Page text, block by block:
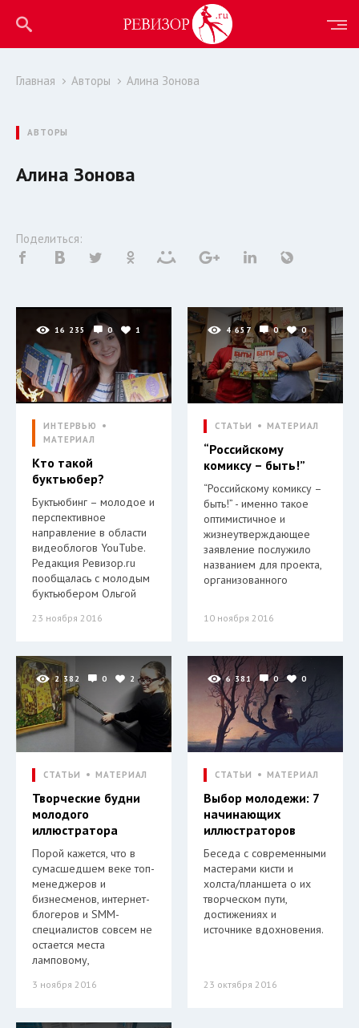
Главная Авторы Алина Зонова
АВТОРЫ
Алина Зонова
Поделиться:
16 235 0 1
ИНТЕРВЬЮ
МАТЕРИАЛ
Кто такой
буктьюбер?
Буктьюбинг – молодое и
перспективное
направление в области
видеоблогов YouTube.
Редакция Ревизор.ru
пообщалась с молодым
буктьюбером Ольгой
23 ноября 2016
4 657 0 0
СТАТЬИ МАТЕРИАЛ
“Российскому
комиксу – быть!”
“Российскому комиксу –
быть!” - именно такое
оптимистичное и
жизнеутверждающее
заявление послужило
названием для проекта,
организованного
10 ноября 2016
2 382 0 2
СТАТЬИ МАТЕРИАЛ
Творческие будни
молодого
иллюстратора
Порой кажется, что в
сумасшедшем веке топ-
менеджеров и
бизнесменов, интернет-
блогеров и SMM-
специалистов совсем не
остается места
ламповому,
3 ноября 2016
6 381 0 0
СТАТЬИ МАТЕРИАЛ
Выбор молодежи: 7
начинающих
иллюстраторов
Беседа с современными
мастерами кисти и
холста/планшета о их
творческом пути,
достижениях и
источнике вдохновения.
23 октября 2016